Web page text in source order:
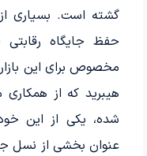
گشته است. بسیاری
حفظ جایگاه
هیبرید که از
شده، یکی از این
عنوان بخشی از نسل